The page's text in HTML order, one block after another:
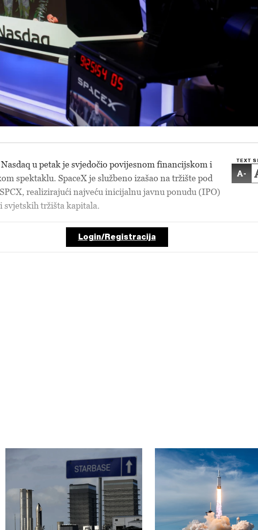
TEXT
-
u petak je svjedočio povijesnom financijskom i
spektaklu. SpaceX je službeno izašao na tržište pod
SPCX, realizirajući najveću inicijalnu javnu ponudu (IPO)
svjetskih tržišta kapitala.
Login/Registracija